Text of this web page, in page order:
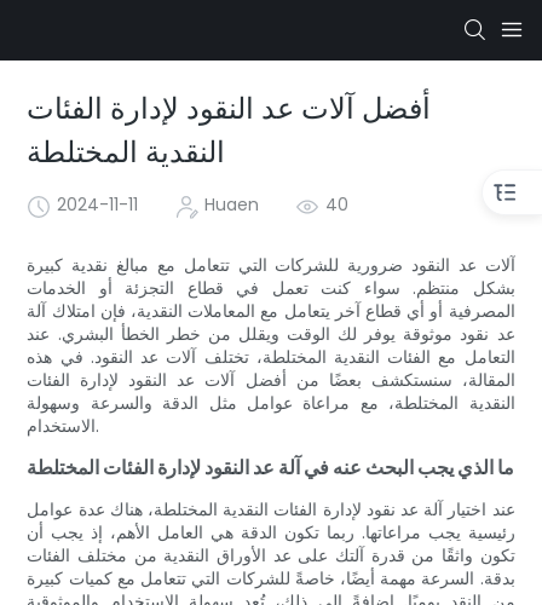
أفضل آلات عد النقود لإدارة الفئات
النقدية المختلطة
2024-11-11 Huaen 40
آلات عد النقود ضرورية للشركات التي تتعامل مع مبالغ نقدية كبيرة
بشكل منتظم. سواء كنت تعمل في قطاع التجزئة أو الخدمات
المصرفية أو أي قطاع آخر يتعامل مع المعاملات النقدية، فإن امتلاك آلة
عد نقود موثوقة يوفر لك الوقت ويقلل من خطر الخطأ البشري. عند
التعامل مع الفئات النقدية المختلطة، تختلف آلات عد النقود. في هذه
المقالة، سنستكشف بعضًا من أفضل آلات عد النقود لإدارة الفئات
النقدية المختلطة، مع مراعاة عوامل مثل الدقة والسرعة وسهولة
الاستخدام.
ما الذي يجب البحث عنه في آلة عد النقود لإدارة الفئات المختلطة
عند اختيار آلة عد نقود لإدارة الفئات النقدية المختلطة، هناك عدة عوامل
رئيسية يجب مراعاتها. ربما تكون الدقة هي العامل الأهم، إذ يجب أن
تكون واثقًا من قدرة آلتك على عد الأوراق النقدية من مختلف الفئات
بدقة. السرعة مهمة أيضًا، خاصةً للشركات التي تتعامل مع كميات كبيرة